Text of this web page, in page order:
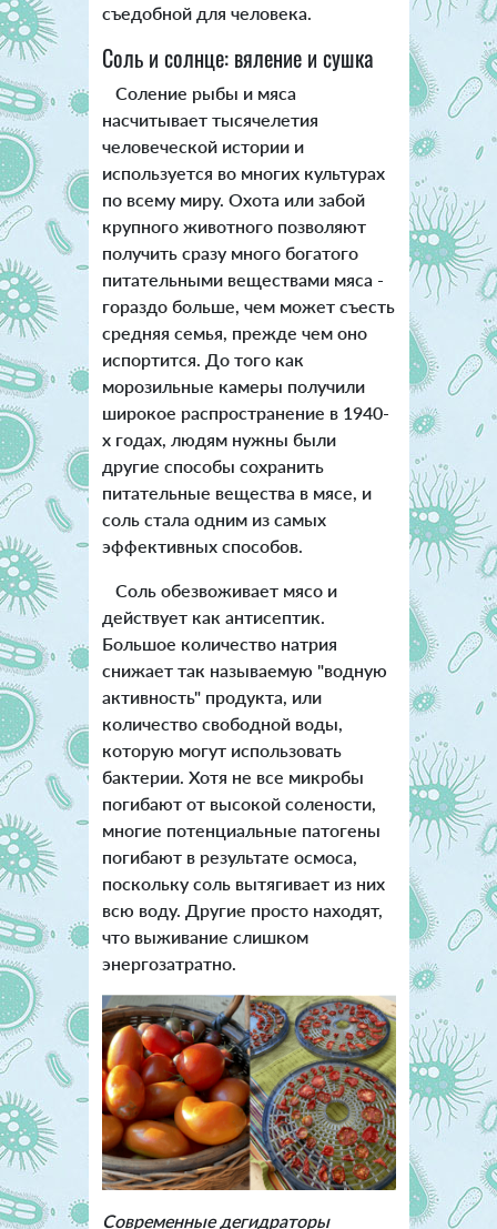
съедобной для человека.
Соль и солнце: вяление и сушка
Соление рыбы и мяса
насчитывает тысячелетия
человеческой истории и
используется во многих культурах
по всему миру. Охота или забой
крупного животного позволяют
получить сразу много богатого
питательными веществами мяса -
гораздо больше, чем может съесть
средняя семья, прежде чем оно
испортится. До того как
морозильные камеры получили
широкое распространение в 1940-
х годах, людям нужны были
другие способы сохранить
питательные вещества в мясе, и
соль стала одним из самых
эффективных способов.
Соль обезвоживает мясо и
действует как антисептик.
Большое количество натрия
снижает так называемую "водную
активность" продукта, или
количество свободной воды,
которую могут использовать
бактерии. Хотя не все микробы
погибают от высокой солености,
многие потенциальные патогены
погибают в результате осмоса,
поскольку соль вытягивает из них
всю воду. Другие просто находят,
что выживание слишком
энергозатратно.
Современные дегидраторы